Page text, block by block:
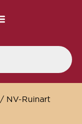
/ NV-Ruinart